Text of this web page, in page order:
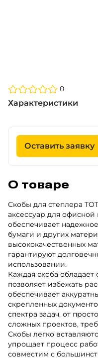
0
Характеристики
Оставить заявку
О товаре
Скобы для степлера
аксессуар для
обеспечивает
бумаги и других
высококачественных
гарантируют
использовании.
Каждая скоба
позволяет избежать
обеспечивает
скрепленных
спектра задач, от
сложных проектов,
Скобы легко
упрощает процесс
совместим с